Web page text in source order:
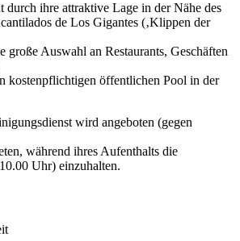
durch ihre attraktive Lage in der Nähe des
de Los Gigantes (‚Klippen der
große Auswahl an Restaurants, Geschäften
kostenpflichtigen öffentlichen Pool in der
wird angeboten (gegen
während ihres Aufenthalts die
Uhr) einzuhalten.